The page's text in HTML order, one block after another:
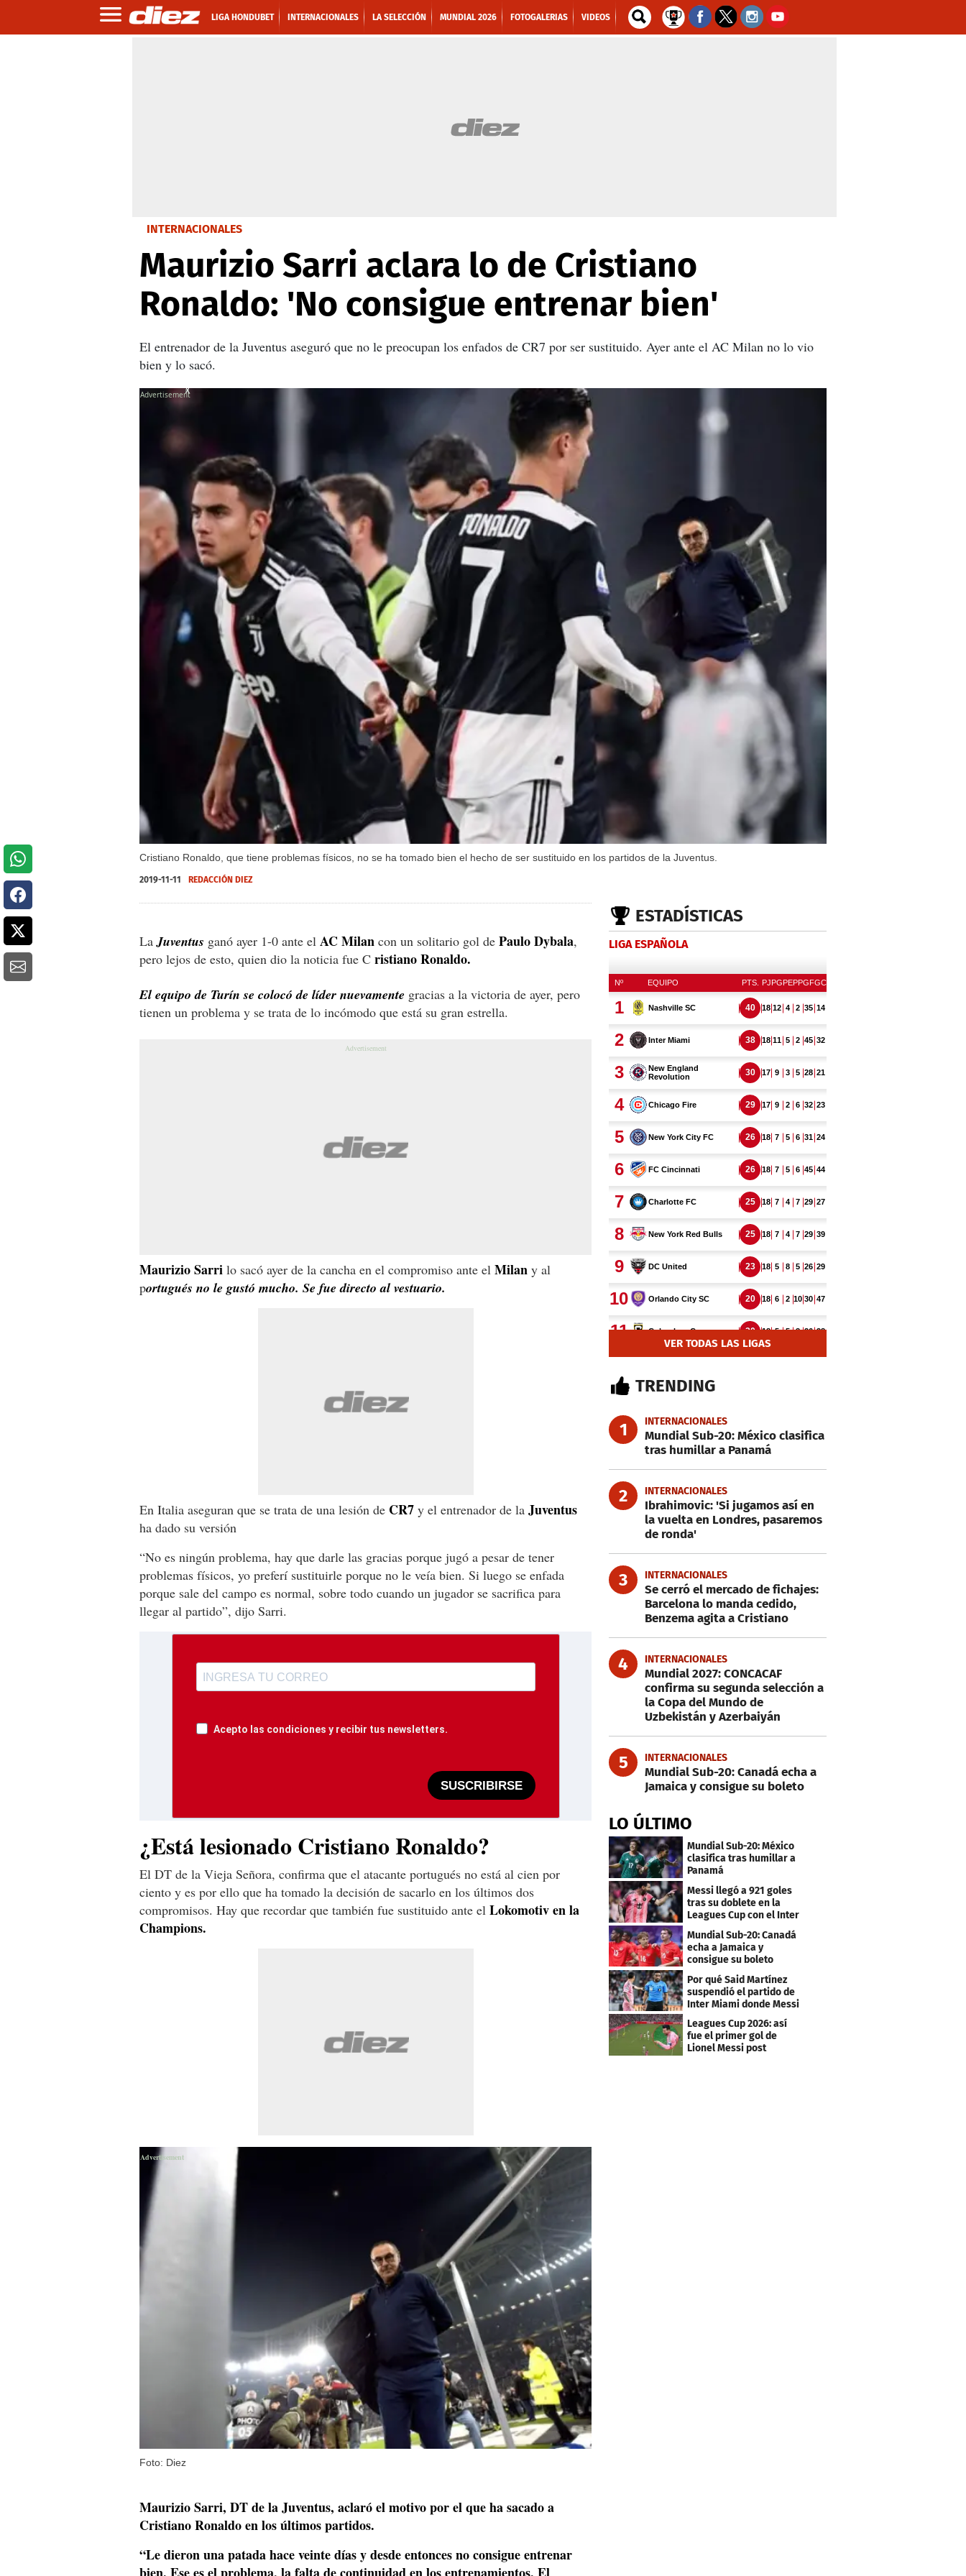
LIGA HONDUBET INTERNACIONALES LA SELECCIÓN MUNDIAL 2026 FOTOGALERIAS VIDEOS
INTERNACIONALES
Maurizio Sarri aclara lo de Cristiano
Ronaldo: 'No consigue entrenar bien'
El entrenador de la Juventus aseguró que no le preocupan los enfados de CR7 por ser sustituido. Ayer ante el AC Milan no lo vio
bien y lo sacó.
Cristiano Ronaldo, que tiene problemas físicos, no se ha tomado bien el hecho de ser sustituido en los partidos de la Juventus.
X
X
2019-11-11 REDACCIÓN DIEZ
LaJuventus ganó ayer 1-0 ante el AC Milan con un solitario gol de Paulo Dybala,
pero lejos de esto, quien dio la noticia fue C ristiano Ronaldo.
El equipo de Turín se colocó de líder nuevamente gracias a la victoria de ayer, pero
tienen un problema y se trata de lo incómodo que está su gran estrella.
Maurizio Sarri lo sacó ayer de la cancha en el compromiso ante el Milan y al
portugués no le gustó mucho. Se fue directo al vestuario.
En Italia aseguran que se trata de una lesión de CR7 y el entrenador de la Juventus
ha dado su versión
“No es ningún problema, hay que darle las gracias porque jugó a pesar de tener
problemas físicos, yo preferí sustituirle porque no le veía bien. Si luego se enfada
porque sale del campo es normal, sobre todo cuando un jugador se sacrifica para
llegar al partido”, dijo Sarri.
Acepto las condiciones y recibir tus newsletters.
SUSCRIBIRSE
¿Está lesionado Cristiano Ronaldo?
El DT de la Vieja Señora, confirma que el atacante portugués no está al cien por
ciento y es por ello que ha tomado la decisión de sacarlo en los últimos dos
compromisos. Hay que recordar que también fue sustituido ante el Lokomotiv en la
Champions.
Foto: Diez
Maurizio Sarri, DT de la Juventus, aclaró el motivo por el que ha sacado a
Cristiano Ronaldo en los últimos partidos.
“Le dieron una patada hace veinte días ydesde entonces no consigue entrenar
bien. Ese es el problema, la falta de continuidad en los entrenamientos. El
ESTADÍSTICAS
LIGA ESPAÑOLA
VER TODAS LAS LIGAS
TRENDING
1 INTERNACIONALES
Mundial Sub-20: México clasifica
tras humillar a Panamá
2 INTERNACIONALES
Ibrahimovic: 'Si jugamos así en
la vuelta en Londres, pasaremos
de ronda'
3 INTERNACIONALES
Se cerró el mercado de fichajes:
Barcelona lo manda cedido,
Benzema agita a Cristiano
4 INTERNACIONALES
Mundial 2027: CONCACAF
confirma su segunda selección a
la Copa del Mundo de
Uzbekistán y Azerbaiyán
5 INTERNACIONALES
Mundial Sub-20: Canadá echa a
Jamaica y consigue su boleto
LO ÚLTIMO
Mundial Sub-20: México
clasifica tras humillar a
Panamá
Messi llegó a 921 goles
tras su doblete en la
Leagues Cup con el Inter
Miami
Mundial Sub-20: Canadá
echa a Jamaica y
consigue su boleto
Por qué Said Martínez
suspendió el partido de
Inter Miami donde Messi
Leagues Cup 2026: así
fue el primer gol de
Lionel Messi post